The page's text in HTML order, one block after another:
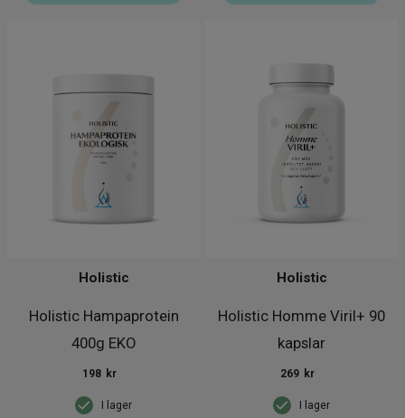
Holistic Hampaprotein
400g EKO
Holistic
I lager
198 kr
Holistic Homme Viril+ 90
kapslar
Holistic
I lager
269 kr